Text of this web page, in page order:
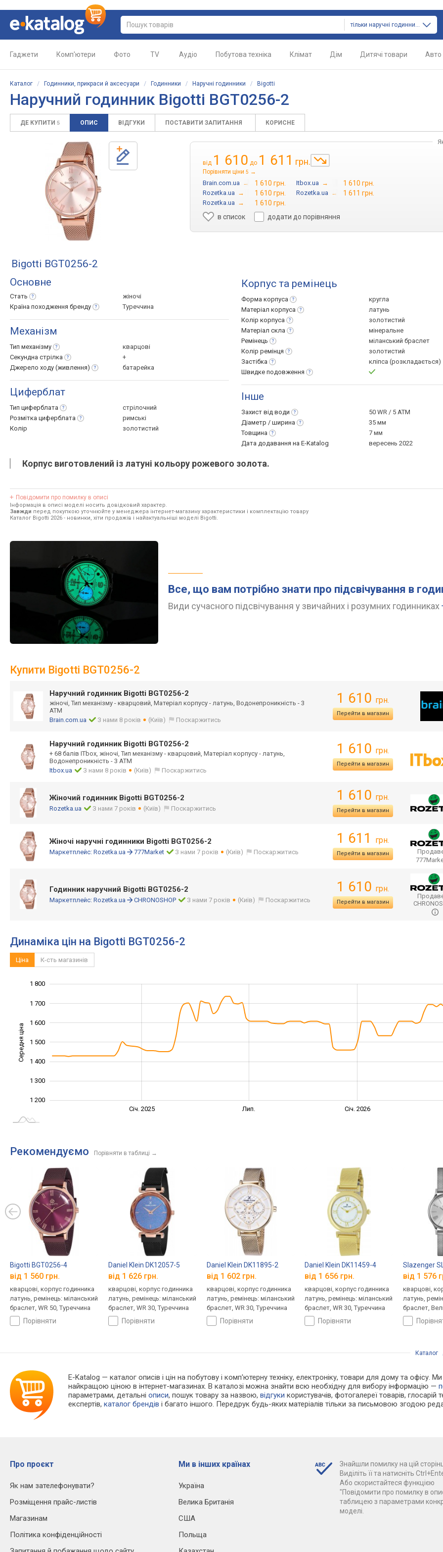
тільки наручні годинники
Гаджети Комп'ютери Фото TV Аудіо Побутова техніка Клімат Дім Дитячі товари Авто
Каталог / Годинники, прикраси й аксесуари / Годинники / Наручні годинники / Bigotti
Наручний годинник Bigotti BGT0256-2
ДЕ КУПИТИ 5 ОПИС ВІДГУКИ ПОСТАВИТИ ЗАПИТАННЯ КОРИСНЕ
від 1 610 до 1 611 грн.
Порівняти ціни 5 →
Brain.com.ua → 1 610 грн. Itbox.ua → 1 610 грн.
Rozetka.ua → 1 610 грн. Rozetka.ua → 1 611 грн.
Rozetka.ua →
1 610 грн.
в список
додати до порівняння
Bigotti BGT0256-2
Основне
Стать
жіночі
Країна походження бренду Туреччина
Механізм
Тип механізму
кварцові
Секундна стрілка
+
Джерело ходу (живлення) батарейка
Циферблат
Тип циферблата
стрілочний
Розмітка циферблата
римські
Колір
золотистий
Корпус та ремінець
Форма корпуса
кругла
Матеріал корпуса
латунь
Колір корпуса
золотистий
Матеріал скла
мінеральне
Ремінець
міланський браслет
Колір ремінця
золотистий
Застібка
кліпса (розкладається)
Швидке подовження
Інше
Захист від води
50 WR / 5 ATM
Діаметр / ширина
35 мм
Товщина
7 мм
Дата додавання на E-Katalog
вересень 2022
Корпус виготовлений із латуні кольору рожевого золота.
Повідомити про помилку в описі
Інформація в описі моделі носить довідковий характер.
Завжди перед покупкою уточнюйте у менеджера інтернет-магазину характеристики і комплектацію товару
Каталог Bigotti 2026 - новинки, хіти продажів і найактуальніші моделі Bigotti.
Все, що вам потрібно знати про підсвічування в
Види сучасного підсвічування у звичайних і розумних годинниках
Купити Bigotti BGT0256-2
Наручний годинник Bigotti BGT0256-2
жіночі, Тип механізму - кварцовий, Матеріал корпусу - латунь, Водонепроникність - 3
АТМ
Brain.com.ua
З нами 8 років (Київ) Поскаржитись
1 610 грн.
Перейти в магазин
Наручний годинник Bigotti BGT0256-2
+ 68 балів ITbox, жіночі, Тип механізму - кварцовий, Матеріал корпусу - латунь,
Водонепроникність - 3 АТМ
Itbox.ua
З нами 8 років (Київ) Поскаржитись
1 610 грн.
Перейти в магазин
Жіночий годинник Bigotti BGT0256-2
Rozetka.ua З нами 7 років (Київ) Поскаржитись
1 610 грн.
Перейти в магазин
Жіночі наручні годинники Bigotti BGT0256-2
Маркетплейс: Rozetka.ua 777Market З нами 7 років (Київ) Поскаржитись
1 611 грн.
Перейти в магазин
Годинник наручний Bigotti BGT0256-2
Маркетплейс: Rozetka.ua CHRONOSHOP З нами 7 років (Київ) Поскаржитись
1 610 грн.
Перейти в магазин
Динаміка цін на Bigotti BGT0256-2
Ціна К-сть магазинів
Середня ціна 1 200
1 200
1 300
1 400
1 500
1 600
1 700
1 800
Січ. 2025 Лип. Січ. 2026
Рекомендуємо Порівняти в таблиці →
Bigotti BGT0256-4
від 1 560 грн.
кварцові, корпус годинника
латунь, ремінець: міланський
браслет, WR 50, Туреччина
порівняти
Daniel Klein DK12057-5
від 1 626 грн.
кварцові, корпус годинника
латунь, ремінець: міланський
браслет, WR 30, Туреччина
порівняти
Daniel Klein DK11895-2
від 1 602 грн.
кварцові, корпус годинника
латунь, ремінець: міланський
браслет, WR 30, Туреччина
порівняти
Daniel Klein DK11459-4
від 1 656 грн.
кварцові, корпус годинника
латунь, ремінець: міланський
браслет, WR 30, Туреччина
порівняти
Slazenger
від 1 576
кварцові,
латунь,
браслет,
Каталог
E-Katalog — каталог описів і цін на побутову і комп'ютерну техніку, електроніку, товари для дому та офісу.
найкращою ціною в інтернет-магазинах. В каталозі можна знайти всю необхідну для вибору інформацію —
параметрами, детальніописи, пошук товару за назвою,відгуки користувачів, фотогалереї товарів, глосарій
експертів,каталог брендів і багато іншого. Передрук будь-яких матеріалів тільки за письмовою згодою
Про проєкт
Як нам зателефонувати?
Розміщення прайс-листів
Магазинам
Політика конфіденційності
Ми в інших країнах
Україна
Велика Британія
США
Польща
Знайшли помилку на цій
Виділіть її та натисніть
Або скористайтеся функцією
"Повідомити про помилку в
таблицею з параметрами
моделі.